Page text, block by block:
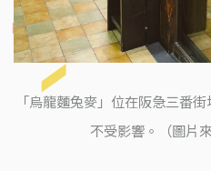
「烏龍麵兔麥」位在阪急三番
不受影響。（圖片